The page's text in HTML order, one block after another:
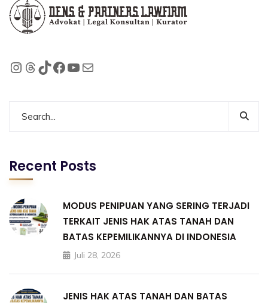
Recent Posts
MODUS PENIPUAN YANG SERING TERJADI
TERKAIT JENIS HAK ATAS TANAH DAN
BATAS KEPEMILIKANNYA DI INDONESIA
Juli 28, 2026
JENIS HAK ATAS TANAH DAN BATAS